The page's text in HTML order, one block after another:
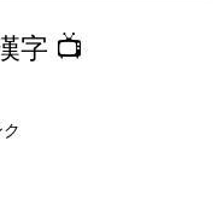
字 📺